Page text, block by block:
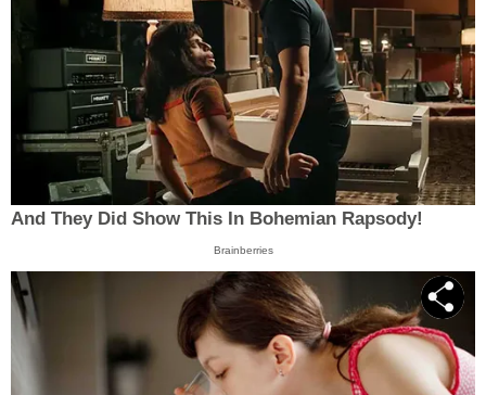
And They Did Show This In Bohemian Rapsody!
Brainberries